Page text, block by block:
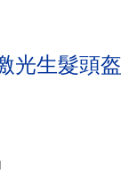
光生髮頭盔